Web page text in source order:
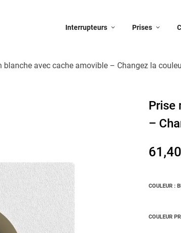
Interrupteurs Prises
blanche avec cache amovible – Changez la
Prise
–
COULEUR :
COULEUR